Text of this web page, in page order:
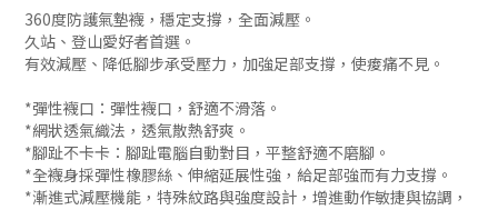
360度防護氣墊襪，穩定支撐，全面減壓。
久站、登山愛好者首選。
有效減壓、降低腳步承受壓力，加強足部支撐，使痠痛不見。
*彈性襪口：彈性襪口，舒適不滑落。
*網狀透氣織法，透氣散熱舒爽。
*腳趾不卡卡：腳趾電腦自動對目，平整舒適不磨腳。
*全襪身採彈性橡膠絲、伸縮延展性強，給足部強而有力支撐。
*漸進式減壓機能，特殊紋路與強度設計，增進動作敏捷與協調，